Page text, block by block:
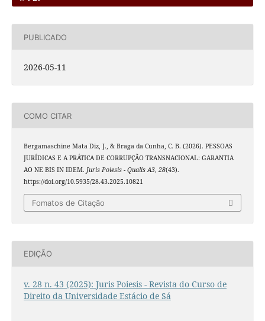
PUBLICADO
2026-05-11
COMO CITAR
Bergamaschine Mata Diz, J., & Braga da Cunha, C. B. (2026). PESSOAS
JURÍDICAS E A PRÁTICA DE CORRUPÇÃO TRANSNACIONAL: GARANTIA
AO NE BIS IN IDEM. Juris Poiesis - Qualis A3, 28(43).
https://doi.org/10.5935/28.43.2025.10821
Fomatos de Citação
EDIÇÃO
v. 28 n. 43 (2025): Juris Poiesis - Revista do Curso de
Direito da Universidade Estácio de Sá